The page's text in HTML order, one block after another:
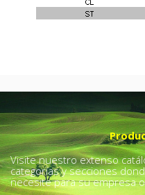
Visite nuestro extenso
categorías y secciones
necesite para su empresa